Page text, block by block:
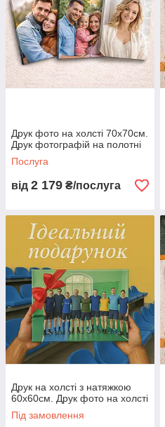
Друк фото на холсті 70х70см.
Друк фотографій на полотні
Послуга
від 2 179 ₴/послуга
Друк на холсті з натяжкою
60х60см. Друк фото на холсті
Під замовлення